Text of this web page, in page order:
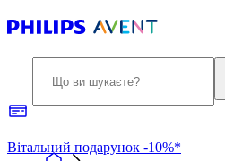
Вітальний подарунок -10%*